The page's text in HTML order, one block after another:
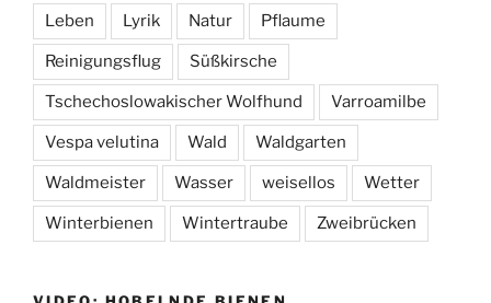
Leben Lyrik Natur Pflaume
Reinigungsflug Süßkirsche
Tschechoslowakischer Wolfhund Varroamilbe
Vespa velutina Wald Waldgarten
Waldmeister Wasser weisellos Wetter
Winterbienen Wintertraube Zweibrücken